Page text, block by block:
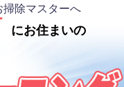
にお住まいの